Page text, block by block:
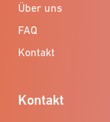
Über uns
FAQ
Kontakt
Kontakt